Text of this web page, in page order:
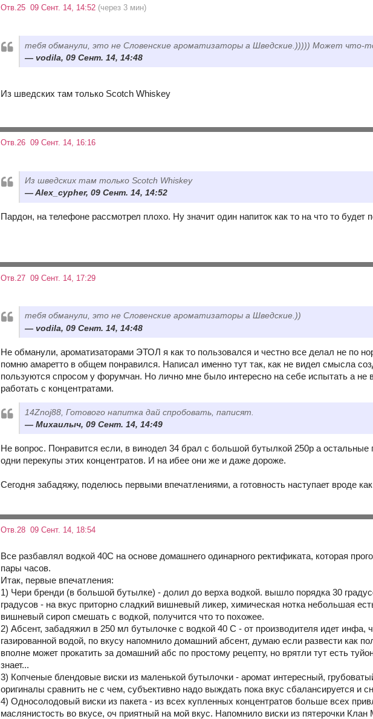
Отв.25 09 Сент. 14, 14:52 (через 3 мин)
тебя обманули, это не Словенские ароматизаторы а Шведские.))))) Может что-
vodila, 09 Сент. 14, 14:48
Из шведских там только Scotch Whiskey
Отв.26 09 Сент. 14, 16:16
Из шведских там только Scotch Whiskey
Alex_cypher, 09 Сент. 14, 14:52
Пардон, на телефоне рассмотрел плохо. Ну значит один напиток как то на что то будет
Отв.27 09 Сент. 14, 17:29
тебя обманули, это не Словенские ароматизаторы а Шведские.))
vodila, 09 Сент. 14, 14:48
Не обманули, ароматизаторами ЭТОЛ я как то пользовался и честно все делал не по
помню амаретто в общем понравился. Написал именно тут так, как не видел смысла
пользуются спросом у форумчан. Но лично мне было интересно на себе испытать а не
работать с концентратами.
14Znoj88, Готового напитка дай спробовать, паписят.
Михаилыч, 09 Сент. 14, 14:49
Не вопрос. Понравится если, в винодел 34 брал с большой бутылкой 250р а остальные
одни перекупы этих концентратов. И на ибее они же и даже дороже.
Сегодня забадяжу, поделюсь первыми впечатлениями, а готовность наступает вроде
Отв.28 09 Сент. 14, 18:54
Все разбавлял водкой 40С на основе домашнего одинарного ректификата, которая
пары часов.
Итак, первые впечатления:
1) Чери бренди (в большой бутылке) - долил до верха водкой. вышло порядка 30
градусов - на вкус приторно сладкий вишневый ликер, химическая нотка небольшая
вишневый сироп смешать с водкой, получится что то похожее.
2) Абсент, забадяжил в 250 мл бутылочке с водкой 40 С - от производителя идет инфа,
газированной водой, по вкусу напомнило домашний абсент, думаю если развести как
вполне может прокатить за домашний абс по простому рецепту, но врятли тут есть
знает...
3) Копченые блендовые виски из маленькой бутылочки - аромат интересный,
оригиналы сравнить не с чем, субъективно надо выждать пока вкус сбалансируется и
4) Односолодовый виски из пакета - из всех купленных концентратов больше всех
маслянистость во вкусе, оч приятный на мой вкус. Напомнило виски из пятерочки